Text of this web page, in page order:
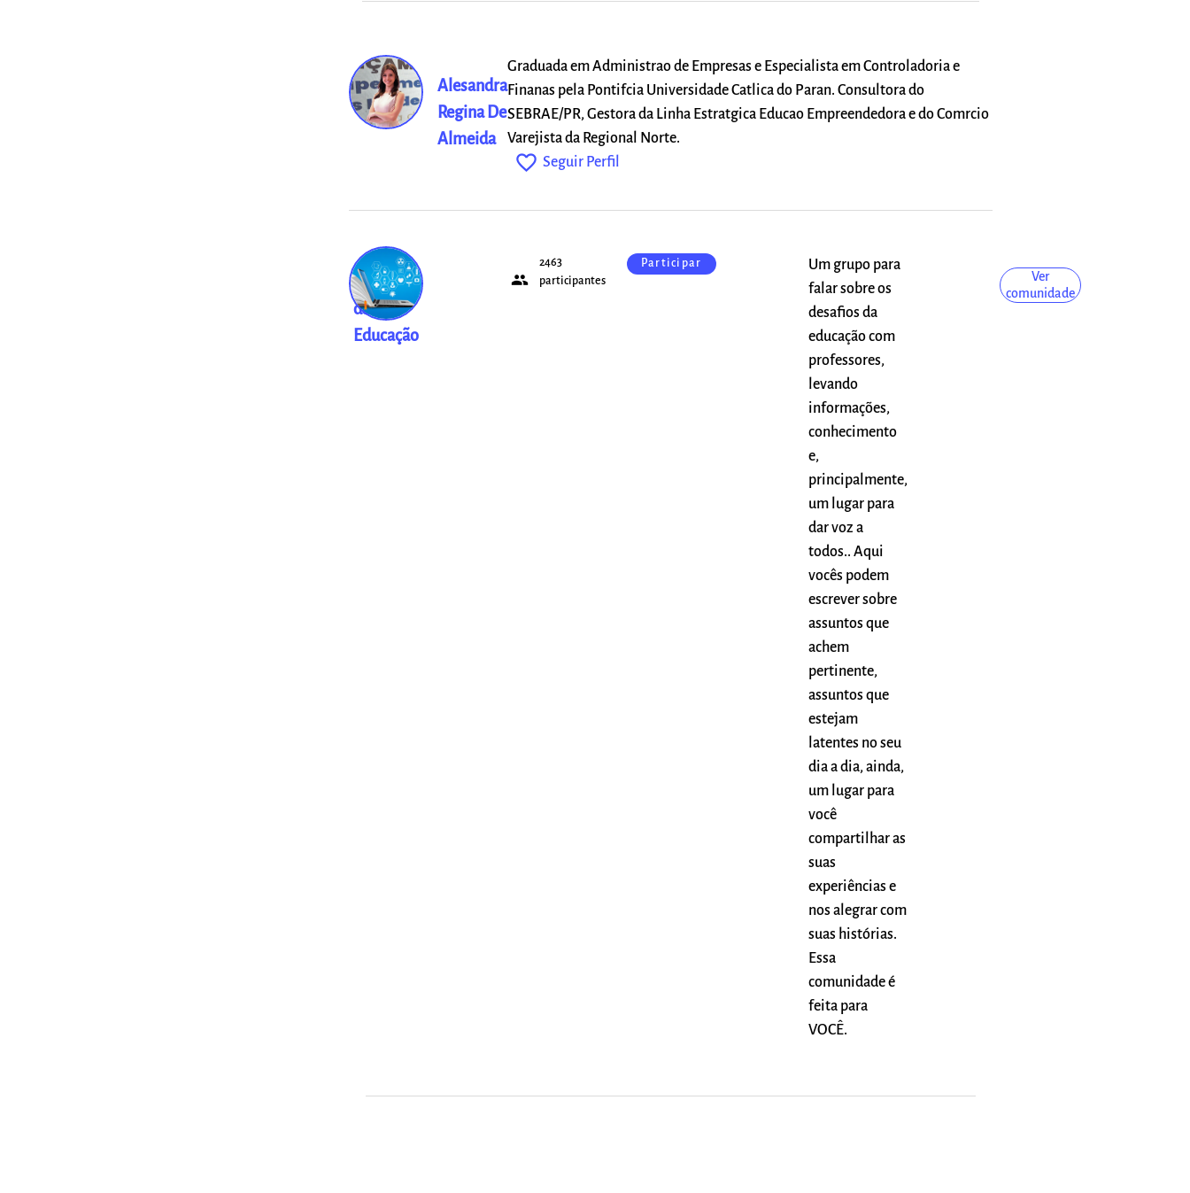
Alesandra
Regina De
Almeida
Graduada em Administrao de Empresas e Especialista em Controladoria e
Finanas pela Pontifcia Universidade Catlica do Paran. Consultora do
SEBRAE/PR, Gestora da Linha Estratgica Educao Empreendedora e do Comrcio
Varejista da Regional Norte.
favorite_outline Seguir Perfil
Desafios
da
Educação
people
2463
participantes
Participar
Um grupo para
falar sobre os
desafios da
educação com
professores,
levando
informações,
conhecimento
e,
principalmente,
um lugar para
dar voz a
todos.. Aqui
vocês podem
escrever sobre
assuntos que
achem
pertinente,
assuntos que
estejam
latentes no seu
dia a dia, ainda,
um lugar para
você
compartilhar as
suas
experiências e
nos alegrar com
suas histórias.
Essa
comunidade é
feita para
VOCÊ.
Ver
comunidade